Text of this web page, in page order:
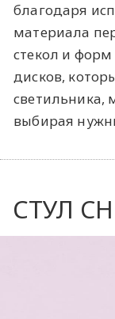
благодаря
материала
стекол и
дисков,
светильника,
выбирая
СТУЛ